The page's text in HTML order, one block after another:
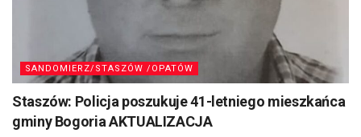
SANDOMIERZ/STASZÓW /OPATÓW
Staszów: Policja poszukuje 41-letniego mieszkańca
gminy Bogoria AKTUALIZACJA